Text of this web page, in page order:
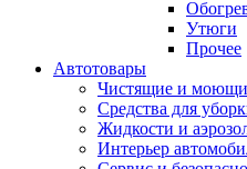
Утюги
Прочее
Автотовары
Чистящие и
Средства для
Жидкости и
Интерьер